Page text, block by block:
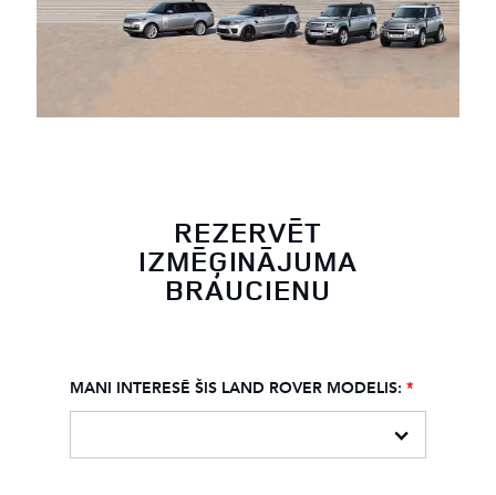
REZERVĒT
IZMĒĢINĀJUMA
BRAUCIENU
MANI INTERESĒ ŠIS LAND ROVER MODELIS: *